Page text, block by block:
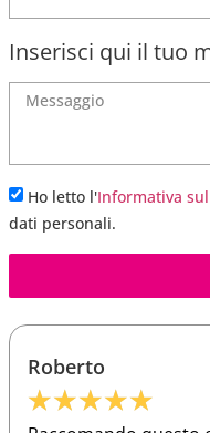
Inserisci qui il tuo
Ho letto l'Informativa
dati personali.
Roberto
★★★★★